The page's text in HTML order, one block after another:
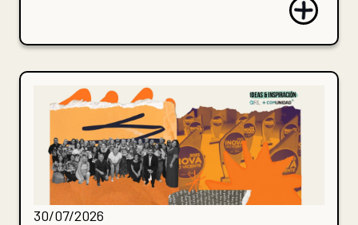
30/07/2026